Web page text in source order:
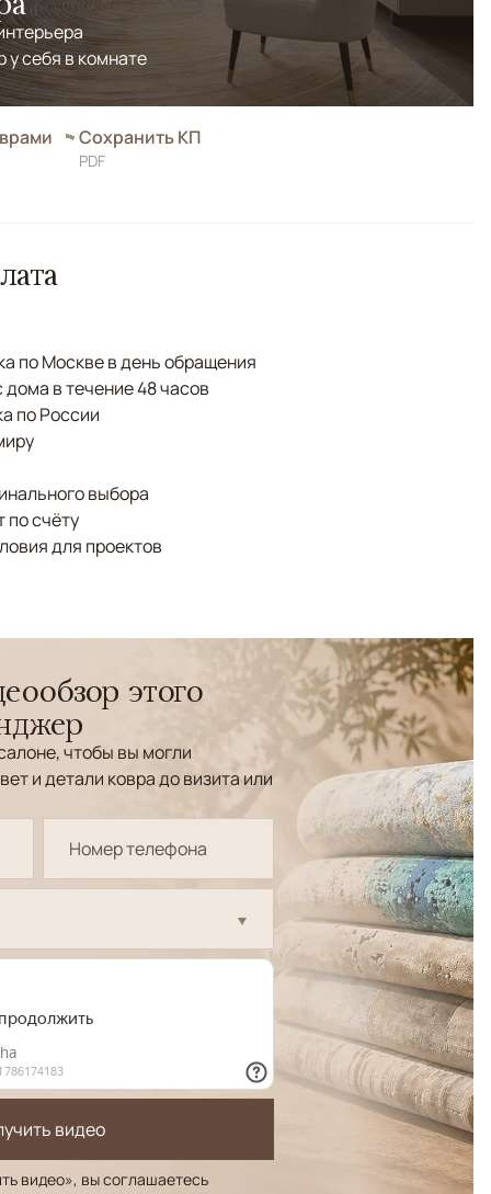
у себя в комнате
Сохранить КП
PDF
по Москве в день обращения
в течение 48 часов
по России
выбора
по счёту
для проектов
этого
чтобы вы могли
и детали ковра до визита или
видео
видео», вы соглашаетесь